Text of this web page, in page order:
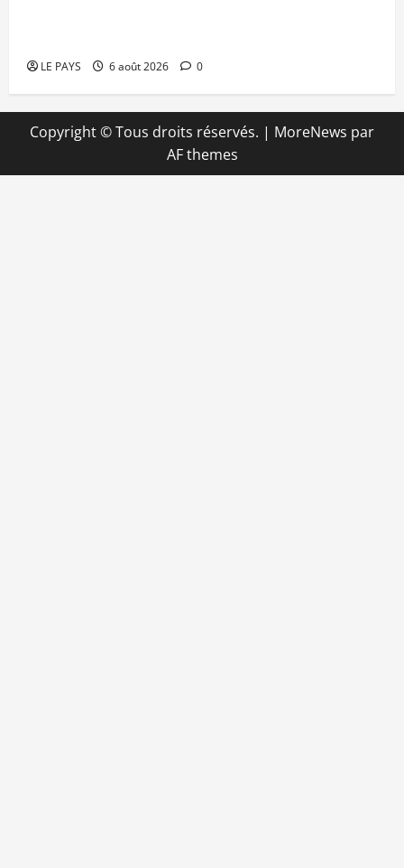
LE PAYS 6 août 2026 0
Copyright © Tous droits réservés. | MoreNews par
AF themes